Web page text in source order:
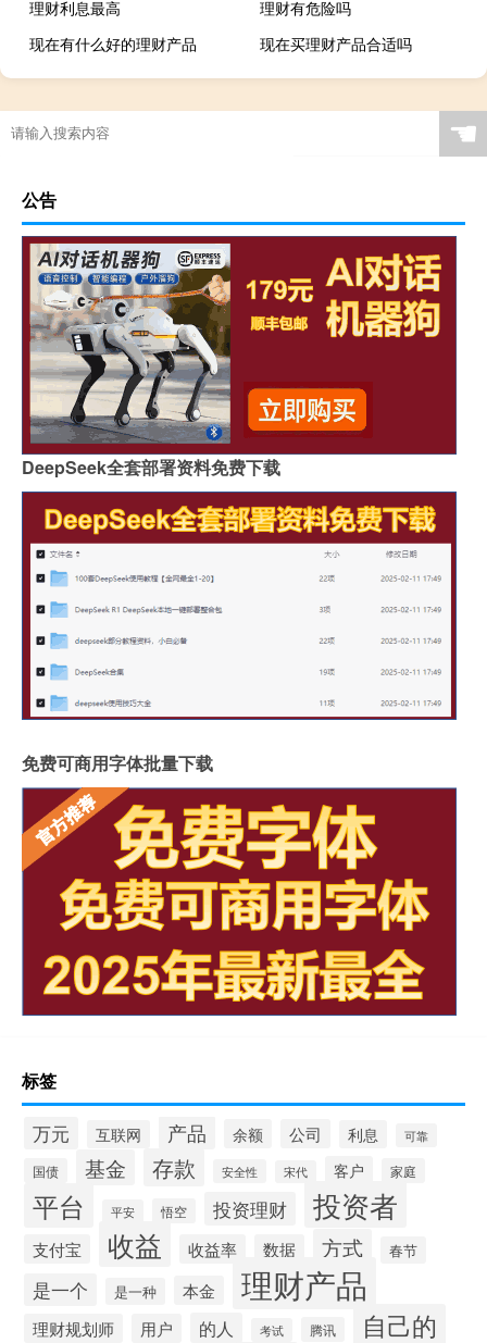
理财利息最高
理财有危险吗
现在有什么好的理财产品
现在买理财产品合适吗
☚
公告
DeepSeek全套部署资料免费下载
免费可商用字体批量下载
标签
万元 互联网 产品 余额 公司 利息 可靠
国债 基金 存款 安全性 宋代 客户 家庭
平台 平安 悟空 投资理财 投资者
支付宝 收益 收益率 数据 方式 春节
是一个 是一种 本金 理财产品
理财规划师 用户 的人 考试 腾讯 自己的